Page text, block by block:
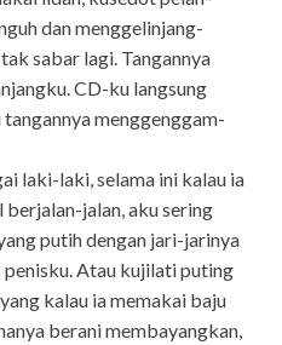
dan menggelinjang-
sabar lagi. Tangannya
CD-ku langsung
menggenggam-
laki-laki, selama ini kalau ia
jalan, aku sering
putih dengan jari-jarinya
penisku. Atau kujilati puting
kalau ia memakai baju
berani membayangkan,